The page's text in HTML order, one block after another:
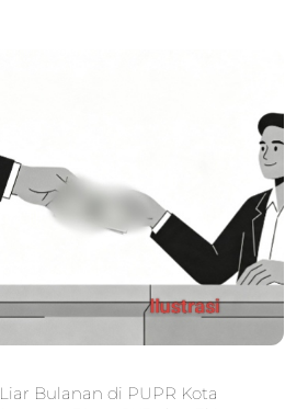
Bulanan di PUPR Kota